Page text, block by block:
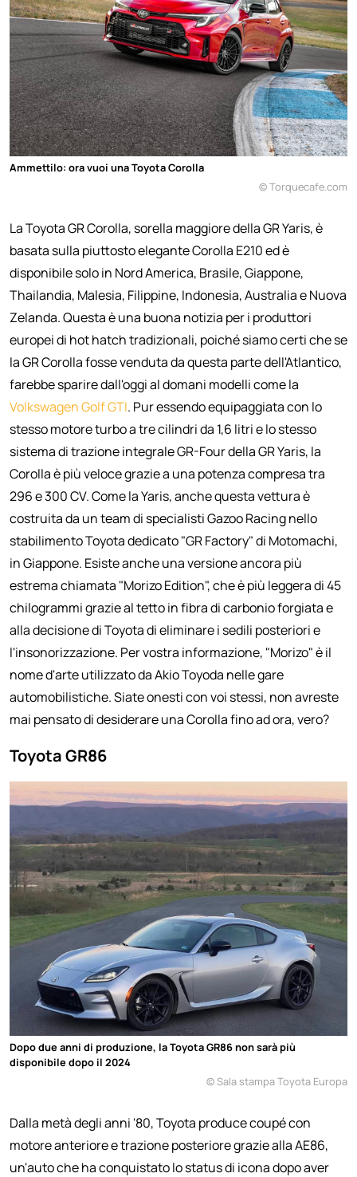
Ammettilo: ora vuoi una Toyota Corolla
© Torquecafe.com
La Toyota GR Corolla, sorella maggiore della GR Yaris, è
basata sulla piuttosto elegante Corolla E210 ed è
disponibile solo in Nord America, Brasile, Giappone,
Thailandia, Malesia, Filippine, Indonesia, Australia e Nuova
Zelanda. Questa è una buona notizia per i produttori
europei di hot hatch tradizionali, poiché siamo certi che se
la GR Corolla fosse venduta da questa parte dell'Atlantico,
farebbe sparire dall'oggi al domani modelli come la
Volkswagen Golf GTI. Pur essendo equipaggiata con lo
stesso motore turbo a tre cilindri da 1,6 litri e lo stesso
sistema di trazione integrale GR-Four della GR Yaris, la
Corolla è più veloce grazie a una potenza compresa tra
296 e 300 CV. Come la Yaris, anche questa vettura è
costruita da un team di specialisti Gazoo Racing nello
stabilimento Toyota dedicato "GR Factory" di Motomachi,
in Giappone. Esiste anche una versione ancora più
estrema chiamata "Morizo Edition", che è più leggera di 45
chilogrammi grazie al tetto in fibra di carbonio forgiata e
alla decisione di Toyota di eliminare i sedili posteriori e
l'insonorizzazione. Per vostra informazione, "Morizo" è il
nome d'arte utilizzato da Akio Toyoda nelle gare
automobilistiche. Siate onesti con voi stessi, non avreste
mai pensato di desiderare una Corolla fino ad ora, vero?
Toyota GR86
Dopo due anni di produzione, la Toyota GR86 non sarà più
disponibile dopo il 2024
© Sala stampa Toyota Europa
Dalla metà degli anni '80, Toyota produce coupé con
motore anteriore e trazione posteriore grazie alla AE86,
un'auto che ha conquistato lo status di icona dopo aver